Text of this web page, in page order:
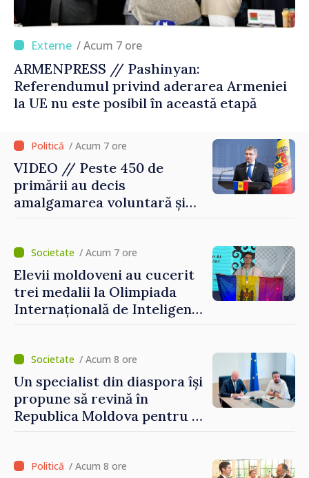
/ Acum 7 ore
ARMENPRESS // Pashinyan:
Referendumul privind aderarea Armeniei
la UE nu este posibil în această etapă
/ Acum 7 ore
VIDEO // Peste 450 de
primării au decis
amalgamarea voluntară și
Grosu: „Este important să
depășim blocajele și să dăm o
șansă localităților să se
dezvolte”
/ Acum 7 ore
Elevii moldoveni au cucerit
trei medalii la Olimpiada
Internațională de Inteligență
/ Acum 8 ore
Un specialist din diaspora își
propune să revină în
Republica Moldova pentru a
/ Acum 8 ore